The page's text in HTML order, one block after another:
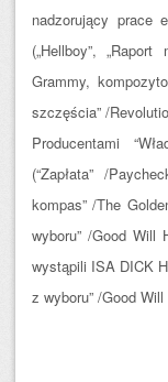
nadzorujący prace
(„Hellboy”,
Grammy,
szczęścia” /
Producentami
(“Zapłata” /
kompas” /The
wyboru” /Good Will
wystąpili ISA DICK
z wyboru” /Good